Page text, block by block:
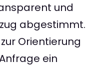
und
abgestimmt.
Orientierung
ein